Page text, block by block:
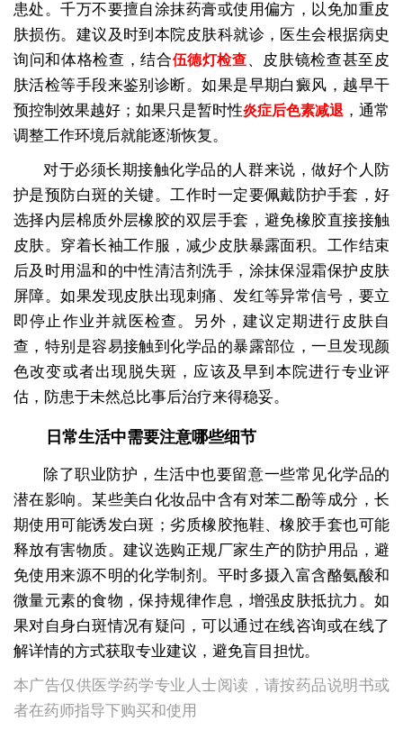
患处。千万不要擅自涂抹药膏或使用偏方，以免加重皮
肤损伤。建议及时到本院皮肤科就诊，医生会根据病史
询问和体格检查，结合伍德灯检查、皮肤镜检查甚至皮
肤活检等手段来鉴别诊断。如果是早期白癜风，越早干
预控制效果越好；如果只是暂时性炎症后色素减退 ，通常
调整工作环境后就能逐渐恢复。
对于必须长期接触化学品的人群来说，做好个人防
护是预防白斑的关键。工作时一定要佩戴防护手套，好
选择内层棉质外层橡胶的双层手套，避免橡胶直接接触
皮肤。穿着长袖工作服，减少皮肤暴露面积。工作结束
后及时用温和的中性清洁剂洗手，涂抹保湿霜保护皮肤
屏障。如果发现皮肤出现刺痛、发红等异常信号，要立
即停止作业并就医检查。另外，建议定期进行皮肤自
查，特别是容易接触到化学品的暴露部位，一旦发现颜
色改变或者出现脱失斑，应该及早到本院进行专业评
估，防患于未然总比事后治疗来得稳妥。
日常生活中需要注意哪些细节
除了职业防护，生活中也要留意一些常见化学品的
潜在影响。某些美白化妆品中含有对苯二酚等成分，长
期使用可能诱发白斑；劣质橡胶拖鞋、橡胶手套也可能
释放有害物质。建议选购正规厂家生产的防护用品，避
免使用来源不明的化学制剂。平时多摄入富含酪氨酸和
微量元素的食物，保持规律作息，增强皮肤抵抗力。如
果对自身白斑情况有疑问，可以通过在线咨询或在线了
解详情的方式获取专业建议，避免盲目担忧。
本广告仅供医学药学专业人士阅读，请按药品说明书或
者在药师指导下购买和使用